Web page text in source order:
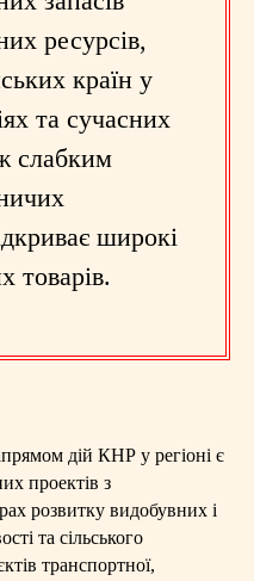
ресурсів,
країн у
та сучасних
слабким
широкі
товарів.
дій КНР у регіоні є
проектів з
розвитку видобувних і
та сільського
транспортної,